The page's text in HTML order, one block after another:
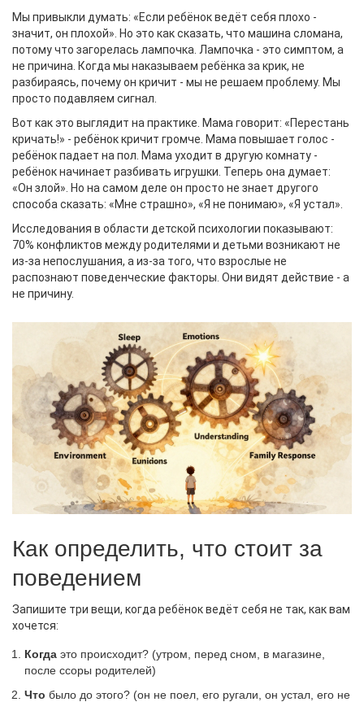
Мы привыкли думать: «Если ребёнок ведёт себя плохо -
значит, он плохой». Но это как сказать, что машина сломана,
потому что загорелась лампочка. Лампочка - это симптом, а
не причина. Когда мы наказываем ребёнка за крик, не
разбираясь, почему он кричит - мы не решаем проблему. Мы
просто подавляем сигнал.
Вот как это выглядит на практике. Мама говорит: «Перестань
кричать!» - ребёнок кричит громче. Мама повышает голос -
ребёнок падает на пол. Мама уходит в другую комнату -
ребёнок начинает разбивать игрушки. Теперь она думает:
«Он злой». Но на самом деле он просто не знает другого
способа сказать: «Мне страшно», «Я не понимаю», «Я устал».
Исследования в области детской психологии показывают:
70% конфликтов между родителями и детьми возникают не
из-за непослушания, а из-за того, что взрослые не
распознают поведенческие факторы. Они видят действие - а
не причину.
Как определить, что стоит за
поведением
Запишите три вещи, когда ребёнок ведёт себя не так, как вам
хочется:
Когда это происходит? (утром, перед сном, в магазине,
после ссоры родителей)
Что было до этого? (он не поел, его ругали, он устал, его не